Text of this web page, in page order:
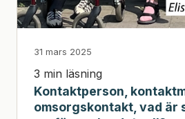
31 mars 2025
3 min läsning
Kontaktperson,
omsorgskontakt, vad är